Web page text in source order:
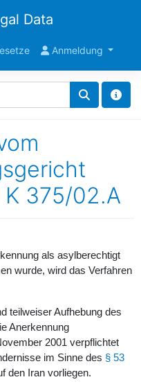
Data
Anmeldung
375/02.A
als asylberechtigt
wurde, wird das Verfahren
teilweiser Aufhebung des
Anerkennung
2001 verpflichtet
im Sinne des § 53
den Iran vorliegen.